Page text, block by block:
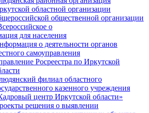
областной организации
общественной организации
о
для населения
о деятельности органов
самоуправления
Росреестра по Иркутской
филиал областного
казенного учреждения
центр Иркутской области»
решения о выявлении